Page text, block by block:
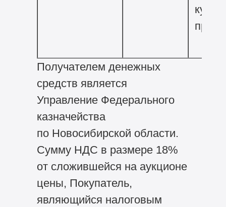
Получателем денежных
средств является
Управление Федерального
казначейства
по Новосибирской области.
Сумму НДС в размере 18%
от сложившейся на аукционе
цены, Покупатель,
являющийся налоговым